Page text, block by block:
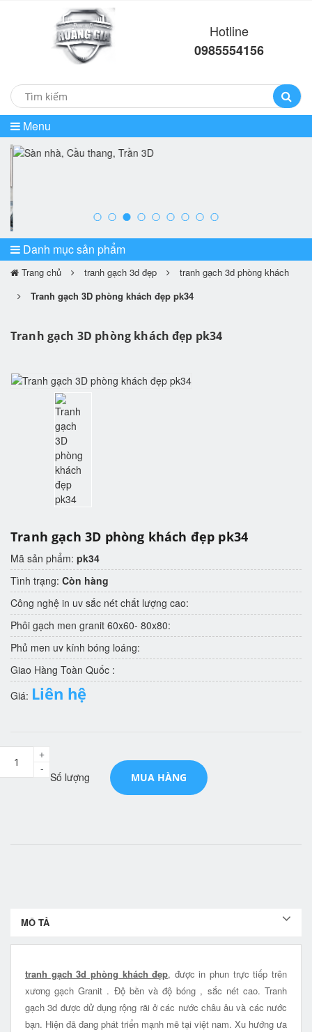
Hotline
0985554156
Menu
Danh mục sản phẩm
Trang chủ tranh gạch 3d đẹp
tranh gạch 3d phòng khách
Tranh gạch 3D phòng khách đẹp pk34
Tranh gạch 3D phòng khách đẹp pk34
Tranh gạch 3D phòng khách đẹp pk34
Mã sản phẩm: pk34
Tình trạng: Còn hàng
Công nghệ in uv sắc nét chất lượng cao:
Phôi gạch men granit 60x60- 80x80:
Phủ men uv kính bóng loáng:
Giao Hàng Toàn Quốc :
Giá: Liên hệ
Số lượng
-
+
MUA HÀNG
MÔ TẢ
tranh gạch 3d phòng khách đẹp, được in phun trực tiếp trên
xương gạch Granit . Độ bền và độ bóng , sắc nét cao. Tranh
gạch 3d được dử dụng rộng rãi ở các nước châu âu và các nước
bạn. Hiện đã đang phát triển mạnh mẽ tại việt nam. Xu hướng ưa